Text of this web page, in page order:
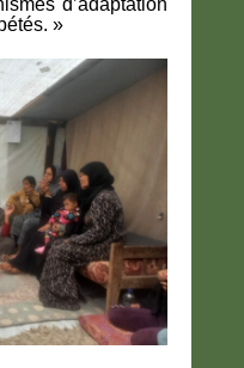
d’adaptation
»